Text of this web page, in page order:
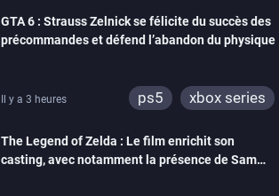
GTA 6 : Strauss Zelnick se félicite du succès des
précommandes et défend l’abandon du physique
Il y a 3 heures ps5 xbox series
The Legend of Zelda : Le film enrichit son
casting, avec notamment la présence de Sam